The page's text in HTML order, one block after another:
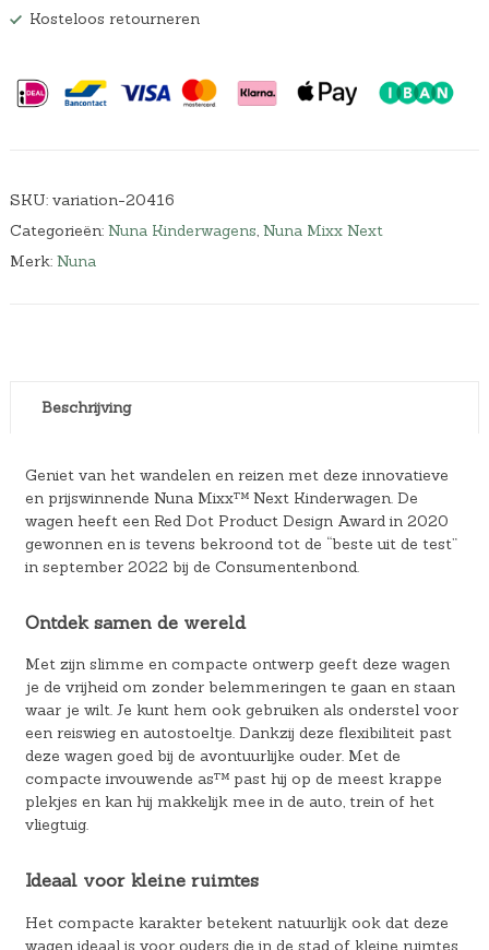
Kosteloos retourneren
SKU: variation-20416
Categorieën: Nuna Kinderwagens, Nuna Mixx Next
Merk: Nuna
Beschrijving
Geniet van het wandelen en reizen met deze innovatieve
en prijswinnende Nuna Mixx™ Next Kinderwagen. De
wagen heeft een Red Dot Product Design Award in 2020
gewonnen en is tevens bekroond tot de “beste uit de test”
in september 2022 bij de Consumentenbond.
Ontdek samen de wereld
Met zijn slimme en compacte ontwerp geeft deze wagen
je de vrijheid om zonder belemmeringen te gaan en staan
waar je wilt. Je kunt hem ook gebruiken als onderstel voor
een reiswieg en autostoeltje. Dankzij deze flexibiliteit past
deze wagen goed bij de avontuurlijke ouder. Met de
compacte invouwende as™ past hij op de meest krappe
plekjes en kan hij makkelijk mee in de auto, trein of het
vliegtuig.
Ideaal voor kleine ruimtes
Het compacte karakter betekent natuurlijk ook dat deze
wagen ideaal is voor ouders die in de stad of kleine ruimtes